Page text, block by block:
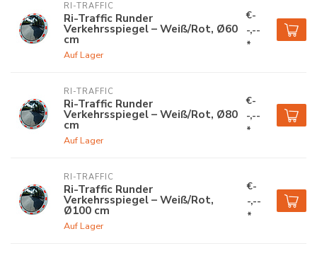
RI-TRAFFIC
Ri-Traffic Runder
Verkehrsspiegel – Weiß/Rot, Ø60
cm
Auf Lager
€-
-,--
*
RI-TRAFFIC
Ri-Traffic Runder
Verkehrsspiegel – Weiß/Rot, Ø80
cm
Auf Lager
€-
-,--
*
RI-TRAFFIC
Ri-Traffic Runder
Verkehrsspiegel – Weiß/Rot,
Ø100 cm
Auf Lager
€-
-,--
*